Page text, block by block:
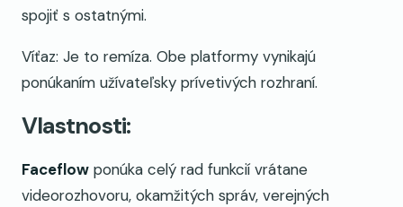
spojiť s ostatnými.
Víťaz: Je to remíza. Obe platformy vynikajú
ponúkaním užívateľsky prívetivých rozhraní.
Vlastnosti:
Faceflow ponúka celý rad funkcií vrátane
videorozhovoru, okamžitých správ, verejných